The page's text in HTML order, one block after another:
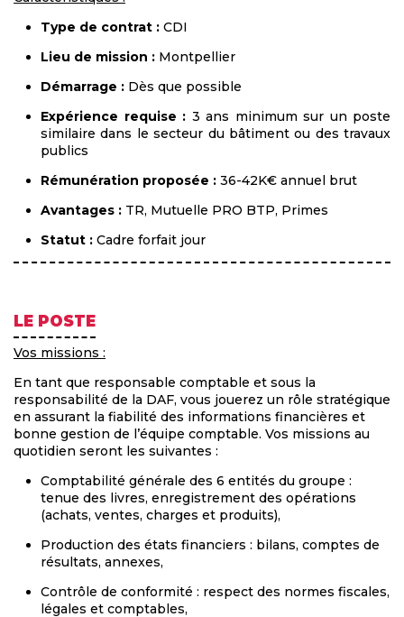
Type de contrat : CDI
Lieu de mission : Montpellier
Démarrage : Dès que possible
Expérience requise : 3 ans minimum sur un poste
similaire dans le secteur du bâtiment ou des travaux
publics
Rémunération proposée : 36-42K€ annuel brut
Avantages : TR, Mutuelle PRO BTP, Primes
Statut : Cadre forfait jour
LE POSTE
Vos missions :
En tant que responsable comptable et sous la
responsabilité de la DAF, vous jouerez un rôle stratégique
en assurant la fiabilité des informations financières et
bonne gestion de l’équipe comptable. Vos missions au
quotidien seront les suivantes :
Comptabilité générale des 6 entités du groupe :
tenue des livres, enregistrement des opérations
(achats, ventes, charges et produits),
Production des états financiers : bilans, comptes de
résultats, annexes,
Contrôle de conformité : respect des normes fiscales,
légales et comptables,